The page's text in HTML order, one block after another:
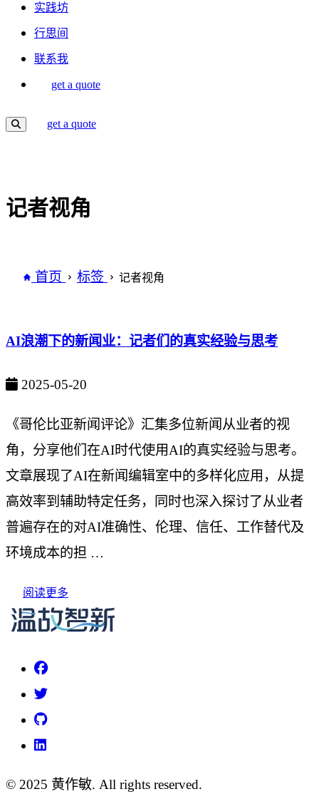
实践坊
行思间
联系我
get a quote
get a quote
记者视角
首页 标签 记者视角
AI浪潮下的新闻业：记者们的真实经验与思考
2025-05-20
《哥伦比亚新闻评论》汇集多位新闻从业者的视
角，分享他们在AI时代使用AI的真实经验与思考。
文章展现了AI在新闻编辑室中的多样化应用，从提
高效率到辅助特定任务，同时也深入探讨了从业者
普遍存在的对AI准确性、伦理、信任、工作替代及
环境成本的担 …
阅读更多
© 2025 黄作敏. All rights reserved.